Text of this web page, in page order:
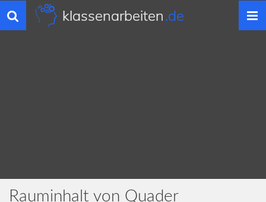
Toggle
navigation
klassenarbeiten.de
Rauminhalt von Quader